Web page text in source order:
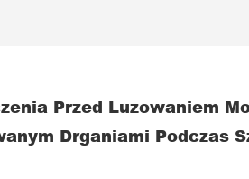
Przed Luzowaniem
Drganiami Podczas